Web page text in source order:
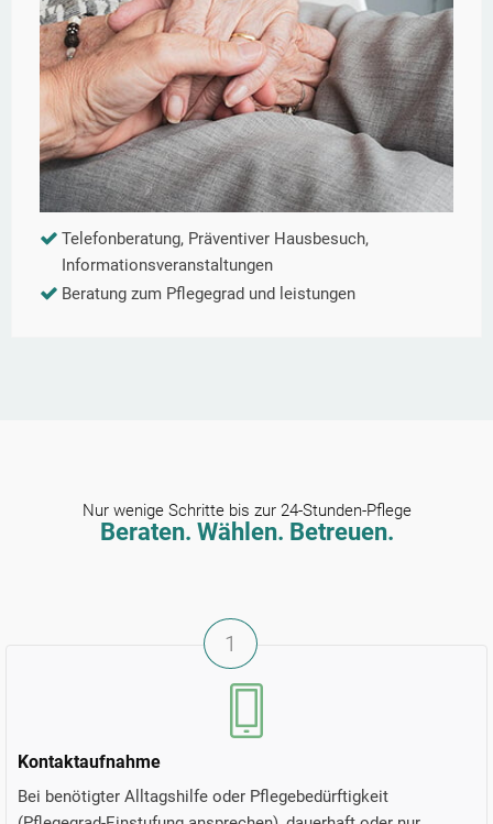
Telefonberatung, Präventiver Hausbesuch,
Informationsveranstaltungen
Beratung zum Pflegegrad und leistungen
Nur wenige Schritte bis zur 24-Stunden-Pflege
Beraten. Wählen. Betreuen.
Kontaktaufnahme
Bei benötigter Alltagshilfe oder Pflegebedürftigkeit
1